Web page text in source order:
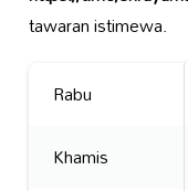
tawaran istimewa.
Rabu
Khamis